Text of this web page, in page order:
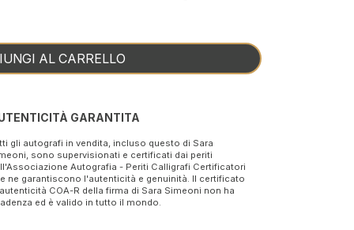
AL CARRELLO
GARANTITA
gli autografi in vendita, incluso questo di Sara
sono supervisionati e certificati dai periti
Autografia - Periti Calligrafi Certificatori
ne garantiscono l'autenticità e genuinità. Il certificato
COA-R della firma di Sara Simeoni non ha
ed è valido in tutto il mondo.